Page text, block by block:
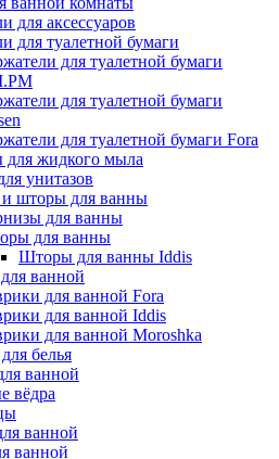
для аксессуаров
для туалетной бумаги
для туалетной бумаги
для туалетной бумаги
для туалетной бумаги Fora
для жидкого мыла
унитазов
шторы для ванны
для ванны
для ванны
Шторы для ванны Iddis
ванной
для ванной Fora
для ванной Iddis
для ванной Moroshka
белья
ванной
вёдра
ванной
ванной